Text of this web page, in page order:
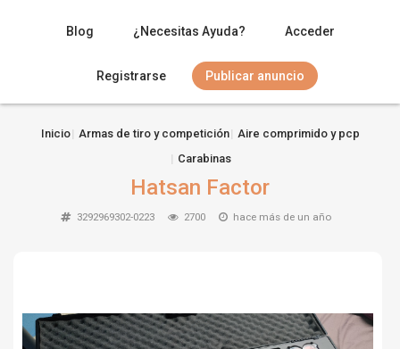
Blog ¿Necesitas Ayuda? Acceder
Registrarse Publicar anuncio
OTRAS ARMAS
Inicio Armas de tiro y competición
Aire comprimido y pcp
Carabinas
Hatsan Factor
3292969302-0223 2700 hace más de un año